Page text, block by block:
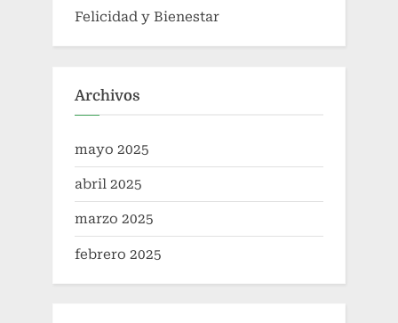
Felicidad y Bienestar
Archivos
mayo 2025
abril 2025
marzo 2025
febrero 2025